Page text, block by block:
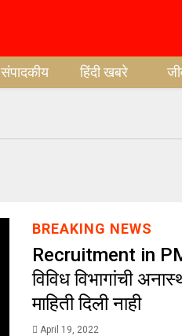
संपादकीय हिंदी खबरे
BREAKING NEWS
Recruitment in
विविध विभागांची
माहिती दिली नाही
April 19, 2022